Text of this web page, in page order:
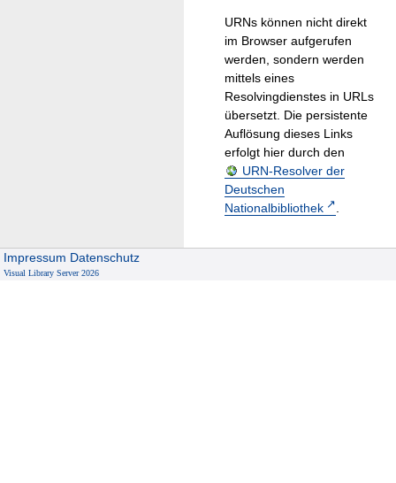
URNs können nicht direkt
im Browser aufgerufen
werden, sondern werden
mittels eines
Resolvingdienstes in URLs
übersetzt. Die persistente
Auflösung dieses Links
erfolgt hier durch den
URN-Resolver der
Deutschen
Nationalbibliothek
.
Impressum Datenschutz
Visual Library Server 2026